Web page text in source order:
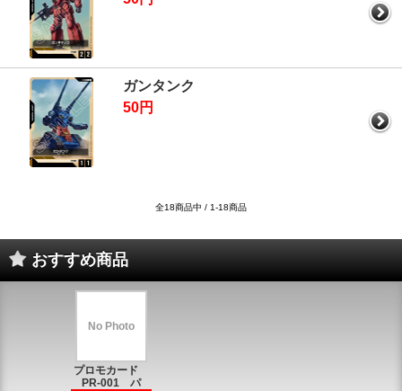
ガンタンク
50円
全18商品中 / 1-18商品
おすすめ商品
No Photo
プロモカード
PR-001 パ